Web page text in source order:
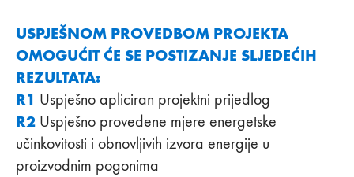
USPJEŠNOM PROVEDBOM PROJEKTA
OMOGUĆIT ĆE SE POSTIZANJE SLJEDEĆIH
REZULTATA:
R1 Uspješno apliciran projektni prijedlog
R2 Uspješno provedene mjere energetske
učinkovitosti i obnovljivih izvora energije u
proizvodnim pogonima